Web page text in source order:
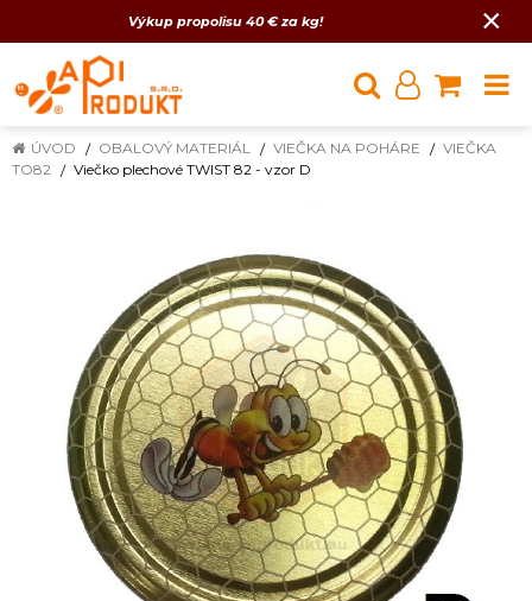
Výkup propolisu 40 € za kg! ×
ÚVOD OBALOVÝ MATERIÁL VIEČKA NA POHÁRE
VIEČKA
TO82
Viečko plechové TWIST 82 - vzor D